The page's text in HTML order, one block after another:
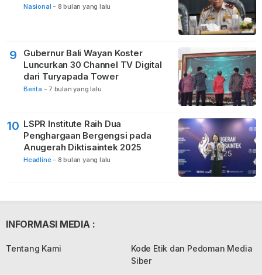
Nasional - 8 bulan yang lalu
9
Gubernur Bali Wayan Koster
Luncurkan 30 Channel TV Digital
dari Turyapada Tower
Berita - 7 bulan yang lalu
10 LSPR Institute Raih Dua
Penghargaan Bergengsi pada
Anugerah Diktisaintek 2025
Headline - 8 bulan yang lalu
INFORMASI MEDIA :
Tentang Kami
Kode Etik dan Pedoman Media
Siber